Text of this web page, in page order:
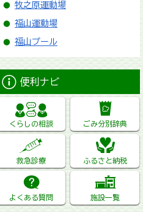
牧之原運動場
福山運動場
福山プール
便利ナビ
くらしの相談 ごみ分別辞典
救急診療 ふるさと納税
よくある質問 施設一覧